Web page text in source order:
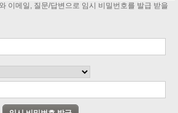
이메일, 질문/답변으로 임시 비밀번호를 발급 받을